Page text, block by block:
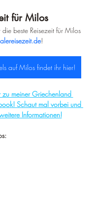
für Milos
beste Reisezeit für Milos
!
auf Milos findet ihr hier!
zu meiner Griechenland
Schaut mal vorbei und
Informationen!